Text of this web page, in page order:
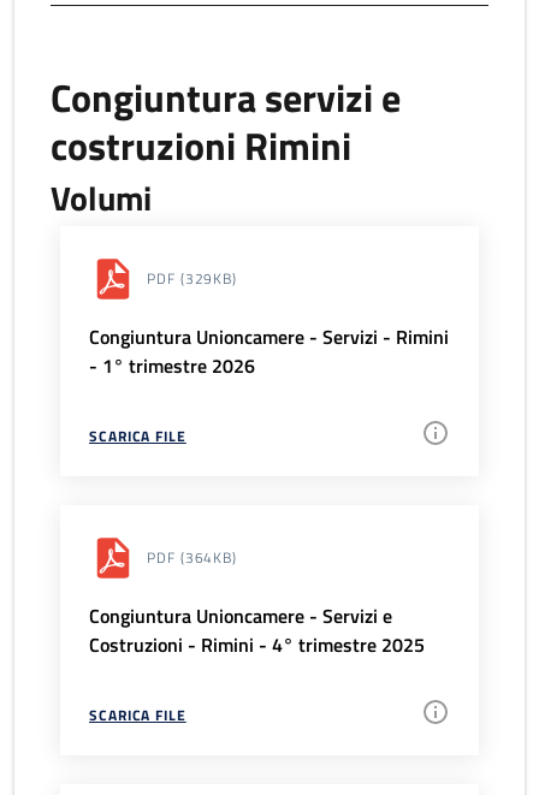
Congiuntura servizi e
costruzioni Rimini
Volumi
PDF (329KB)
Congiuntura Unioncamere - Servizi - Rimini
- 1° trimestre 2026
SCARICA FILE
PDF (364KB)
Congiuntura Unioncamere - Servizi e
Costruzioni - Rimini - 4° trimestre 2025
SCARICA FILE